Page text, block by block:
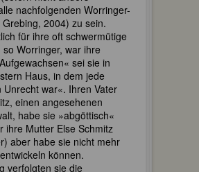
nachfolgenden Worringer-
2004) zu sein.
für ihre oft schwermütige
so Worringer, war ihre
sei sie in
Haus, in dem jede
Unrecht war«. Ihren Vater
einen angesehenen
habe sie »abgöttisch«
ihre Mutter Else Schmitz
aber habe sie nicht mehr
können.
verfolgten sie die